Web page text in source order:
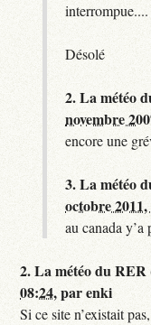
interrompue....
Désolé
2.La météo
novembre
encore une
3.La météo
octobre
au canada
2.La météo du
08:24,parenki
Si ce site n’existait